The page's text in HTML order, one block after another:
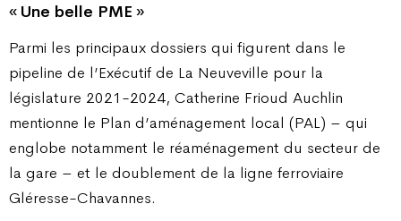
« Une belle PME »
Parmi les principaux dossiers qui figurent dans le
pipeline de l’Exécutif de La Neuveville pour la
législature 2021-2024, Catherine Frioud Auchlin
mentionne le Plan d’aménagement local (PAL) – qui
englobe notamment le réaménagement du secteur de
la gare – et le doublement de la ligne ferroviaire
Gléresse-Chavannes.